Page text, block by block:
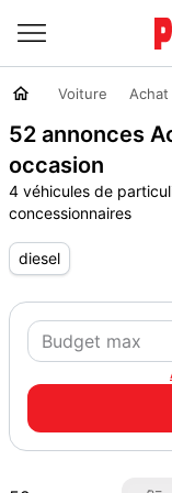
Voiture
52 annonces
occasion
4 véhicules de
concessionnaires
diesel